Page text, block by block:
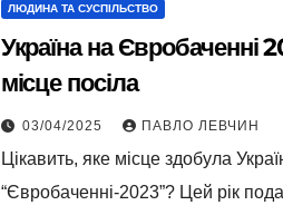
ЛЮДИНА ТА СУСПІЛЬСТВО
Україна на Євробаченні
місце посіла
03/04/2025 ПАВЛО ЛЕВЧИН
Цікавить, яке місце здобула
“Євробаченні-2023”? Цей рік